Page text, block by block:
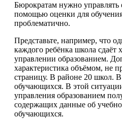
Бюрократам нужно управлять
помощью оценки для обучения
проблематично.
Представьте, например, что
каждого ребёнка школа сдаёт
управлении образованием.
характеристика объёмом, не
страницу. В районе 20 школ.
обучающихся. В этой
управления образованием
содержащих данные об
обучающихся.